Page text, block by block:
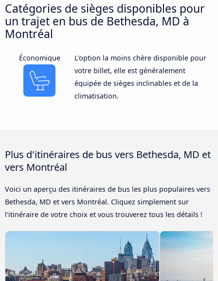
Catégories de sièges disponibles pour
un trajet en bus de Bethesda, MD à
Montréal
Économique
L'option la moins chère disponible pour
votre billet, elle est généralement
équipée de sièges inclinables et de la
climatisation.
Plus d'itinéraires de bus vers Bethesda, MD et
vers Montréal
Voici un aperçu des itinéraires de bus les plus populaires vers
Bethesda, MD et vers Montréal. Cliquez simplement sur
l'itinéraire de votre choix et vous trouverez tous les détails !